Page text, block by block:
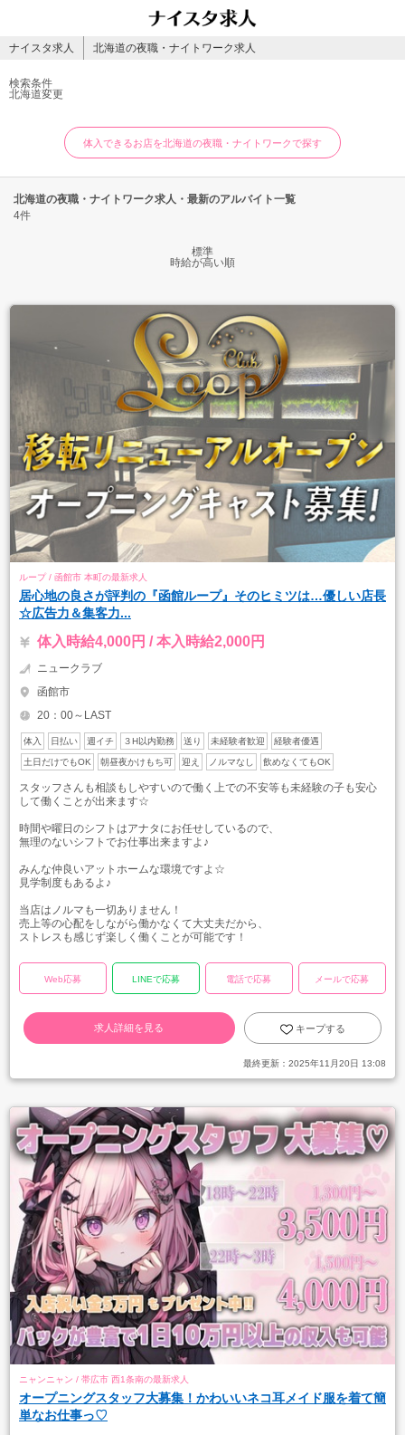
ナイスタ求人 北海道の夜職・ナイトワーク求人
検索条件
北海道変更
体入できるお店を北海道の夜職・ナイトワークで探す
北海道の夜職・ナイトワーク求人・最新のアルバイト一覧
4件
標準
時給が高い順
ループ / 函館市 本町の最新求人
居心地の良さが評判の『函館ループ』そのヒミツは…優しい店長
☆広告力＆集客力...
体入時給4,000円 / 本入時給2,000円
ニュークラブ
函館市
20：00～LAST
体入 日払い 週イチ ３H以内勤務 送り 未経験者歓迎 経験者優遇
土日だけでもOK 朝昼夜かけもち可 迎え ノルマなし 飲めなくてもOK
スタッフさんも相談もしやすいので働く上での不安等も未経験の子も安心
して働くことが出来ます☆
時間や曜日のシフトはアナタにお任せしているので、
無理のないシフトでお仕事出来ますよ♪
みんな仲良いアットホームな環境ですよ☆
見学制度もあるよ♪
当店はノルマも一切ありません！
売上等の心配をしながら働かなくて大丈夫だから、
ストレスも感じず楽しく働くことが可能です！
Web応募 LINEで応募 電話で応募 メールで応募
求人詳細を見る キープする
最終更新： 2025年11月20日 13:08
ニャンニャン / 帯広市 西1条南の最新求人
オープニングスタッフ大募集！かわいいネコ耳メイド服を着て簡
単なお仕事っ♡